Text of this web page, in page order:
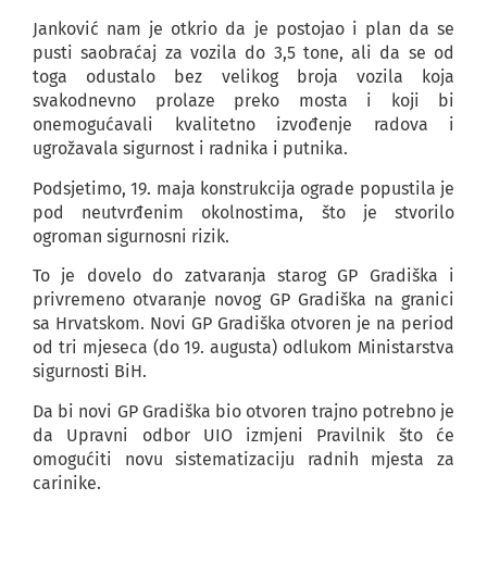
Janković nam je otkrio da je postojao i plan da se
pusti saobraćaj za vozila do 3,5 tone, ali da se od
toga odustalo bez velikog broja vozila koja
svakodnevno prolaze preko mosta i koji bi
onemogućavali kvalitetno izvođenje radova i
ugrožavala sigurnost i radnika i putnika.
Podsjetimo, 19. maja konstrukcija ograde popustila je
pod neutvrđenim okolnostima, što je stvorilo
ogroman sigurnosni rizik.
To je dovelo do zatvaranja starog GP Gradiška i
privremeno otvaranje novog GP Gradiška na granici
sa Hrvatskom. Novi GP Gradiška otvoren je na period
od tri mjeseca (do 19. augusta) odlukom Ministarstva
sigurnosti BiH.
Da bi novi GP Gradiška bio otvoren trajno potrebno je
da Upravni odbor UIO izmjeni Pravilnik što će
omogućiti novu sistematizaciju radnih mjesta za
carinike.